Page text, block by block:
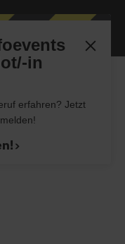
in
erfahren? Jetzt